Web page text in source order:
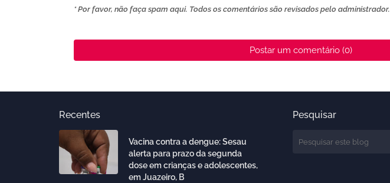
* Por favor, não faça spam aqui. Todos os comentários são revisados ​​pelo administrador.
Postar um comentário (0)
Recentes
Vacina contra a dengue: Sesau
alerta para prazo da segunda
dose em crianças e adolescentes,
em Juazeiro, B
Pesquisar